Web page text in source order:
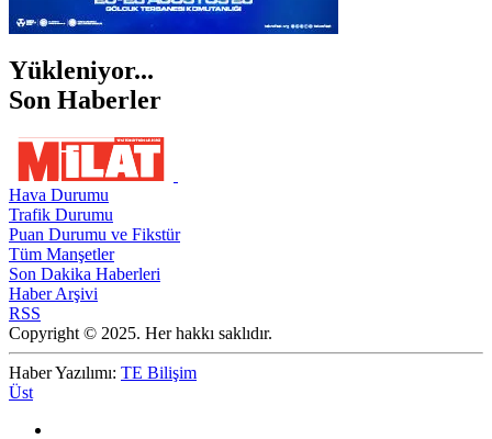
Yükleniyor...
Son Haberler
Hava Durumu
Trafik Durumu
Puan Durumu ve Fikstür
Tüm Manşetler
Son Dakika Haberleri
Haber Arşivi
RSS
Copyright © 2025. Her hakkı saklıdır.
Haber Yazılımı: TE Bilişim
Üst